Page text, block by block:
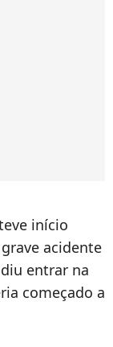
início
acidente
entrar na
começado a